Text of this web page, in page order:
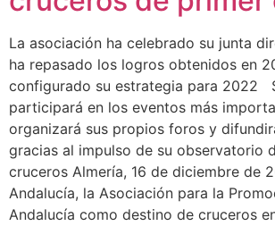
La asociación ha celebrado su junta
ha repasado los logros obtenidos en
configurado su estrategia para 2022
participará en los eventos más
organizará sus propios foros y
gracias al impulso de su observatorio
cruceros Almería, 16 de diciembre de
Andalucía, la Asociación para la
Andalucía como destino de cruceros